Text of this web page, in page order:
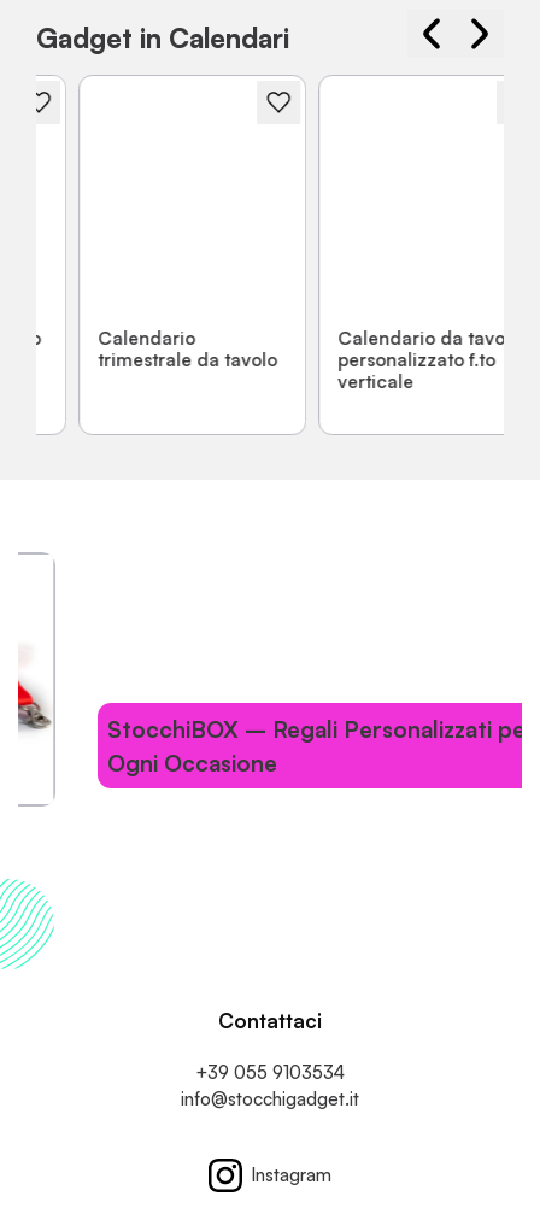
Gadget in Calendari
Calendario
trimestrale da tavolo
Calendario da tavolo
personalizzato f.to
verticale
StocchiBOX – Regali Personalizzati per
Ogni Occasione
Contattaci
+39 055 9103534
info@stocchigadget.it
Instagram